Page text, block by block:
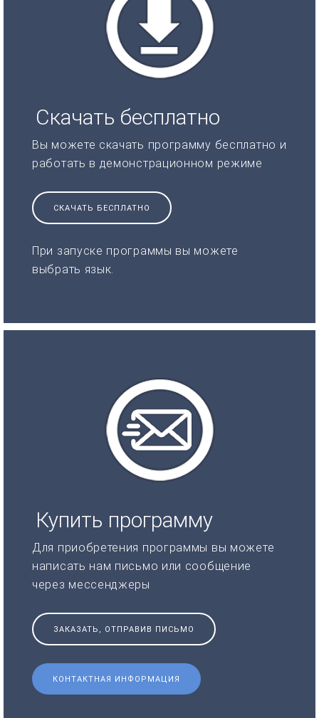
Скачать бесплатно
Вы можете скачать программу бесплатно и
работать в демонстрационном режиме
СКАЧАТЬ БЕСПЛАТНО
При запуске программы вы можете
выбрать язык.
Купить программу
Для приобретения программы вы можете
написать нам письмо или сообщение
через мессенджеры
ЗАКАЗАТЬ, ОТПРАВИВ ПИСЬМО
КОНТАКТНАЯ ИНФОРМАЦИЯ